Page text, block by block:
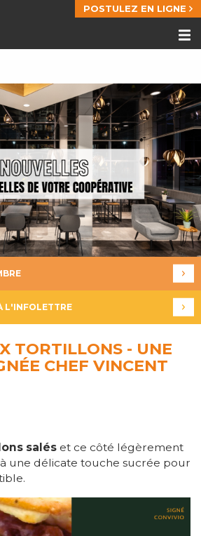
POSTULEZ EN LIGNE
L'INFOLETTRE
TORTILLONS - UNE
CHEF VINCENT
salés et ce côté légèrement
une délicate touche sucrée pour